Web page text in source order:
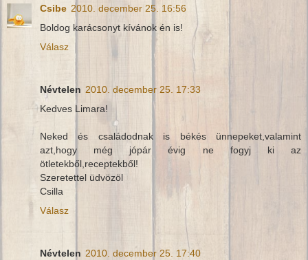
Csibe 2010. december 25. 16:56
Boldog karácsonyt kívánok én is!
Válasz
Névtelen 2010. december 25. 17:33
Kedves Limara!
Neked és családodnak is békés ünnepeket,valamint
azt,hogy még jópár évig ne fogyj ki az
ötletekből,receptekből!
Szeretettel üdvözöl
Csilla
Válasz
Névtelen 2010. december 25. 17:40